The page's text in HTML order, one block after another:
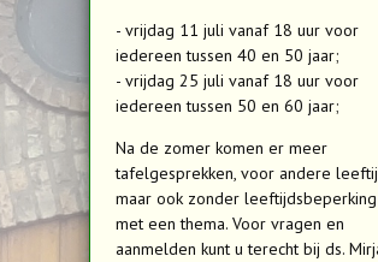
- vrijdag 11 juli vanaf 18 uur voor
iedereen tussen 40 en 50 jaar;
- vrijdag 25 juli vanaf 18 uur voor
iedereen tussen 50 en 60 jaar;
Na de zomer komen er meer
tafelgesprekken, voor andere
maar ook zonder
met een thema. Voor vragen en
aanmelden kunt u terecht bij ds.